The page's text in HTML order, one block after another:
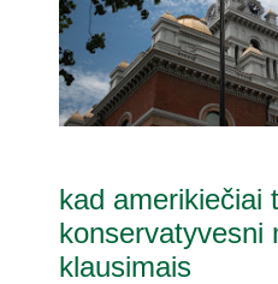
kad amerikiečiai
konservatyvesni
klausimais